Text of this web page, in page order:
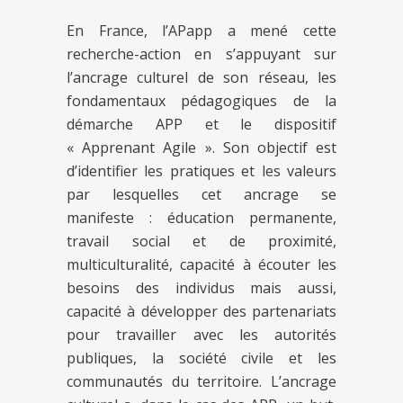
En France, l’APapp a mené cette
recherche-action en s’appuyant sur
l’ancrage culturel de son réseau, les
fondamentaux pédagogiques de la
démarche APP et le dispositif
« Apprenant Agile ». Son objectif est
d’identifier les pratiques et les valeurs
par lesquelles cet ancrage se
manifeste : éducation permanente,
travail social et de proximité,
multiculturalité, capacité à écouter les
besoins des individus mais aussi,
capacité à développer des partenariats
pour travailler avec les autorités
publiques, la société civile et les
communautés du territoire. L’ancrage